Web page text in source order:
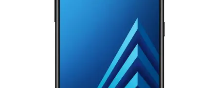
% будут
с вашей карты